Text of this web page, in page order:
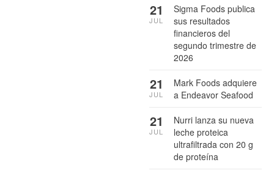
Sigma Foods publica
sus resultados
financieros del
segundo trimestre de
2026
21
JUL
Mark Foods adquiere
a Endeavor Seafood
21
JUL
Nurri lanza su nueva
leche proteica
ultrafiltrada con 20 g
de proteína
21
JUL